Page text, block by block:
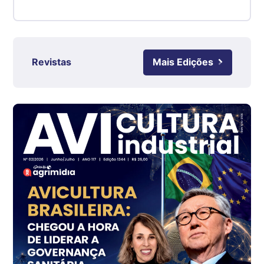
Suíno - Estadual
R$ 142,62
Ovo Branco - Regional
Branco
R$ 144,99
Ovo Vermelho - Regional
Grande São Paulo (SP)
R$ 153,38
cx
Revistas Mais Edições